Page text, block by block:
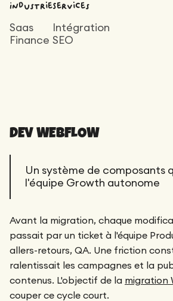
Industrie
Saas
Finance
Services
Intégration
SEO
DEV WEBFLOW
Un système de composants
l'équipe Growth autonome
Avant la migration, chaque
passait par un ticket à l'équipe
allers-retours, QA. Une friction
ralentissait les campagnes et la
contenus. L'objectif de la migration
couper ce cycle court.